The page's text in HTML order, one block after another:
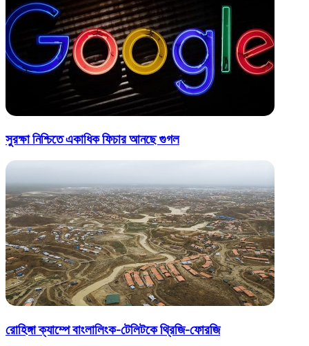
সুরক্ষা নিশ্চিতে একাধিক ফিচার আনছে গুগল
রোহিঙ্গা ক্যাম্পে বাংলালিংক-টেলিটকে থ্রিজি-ফোরজি